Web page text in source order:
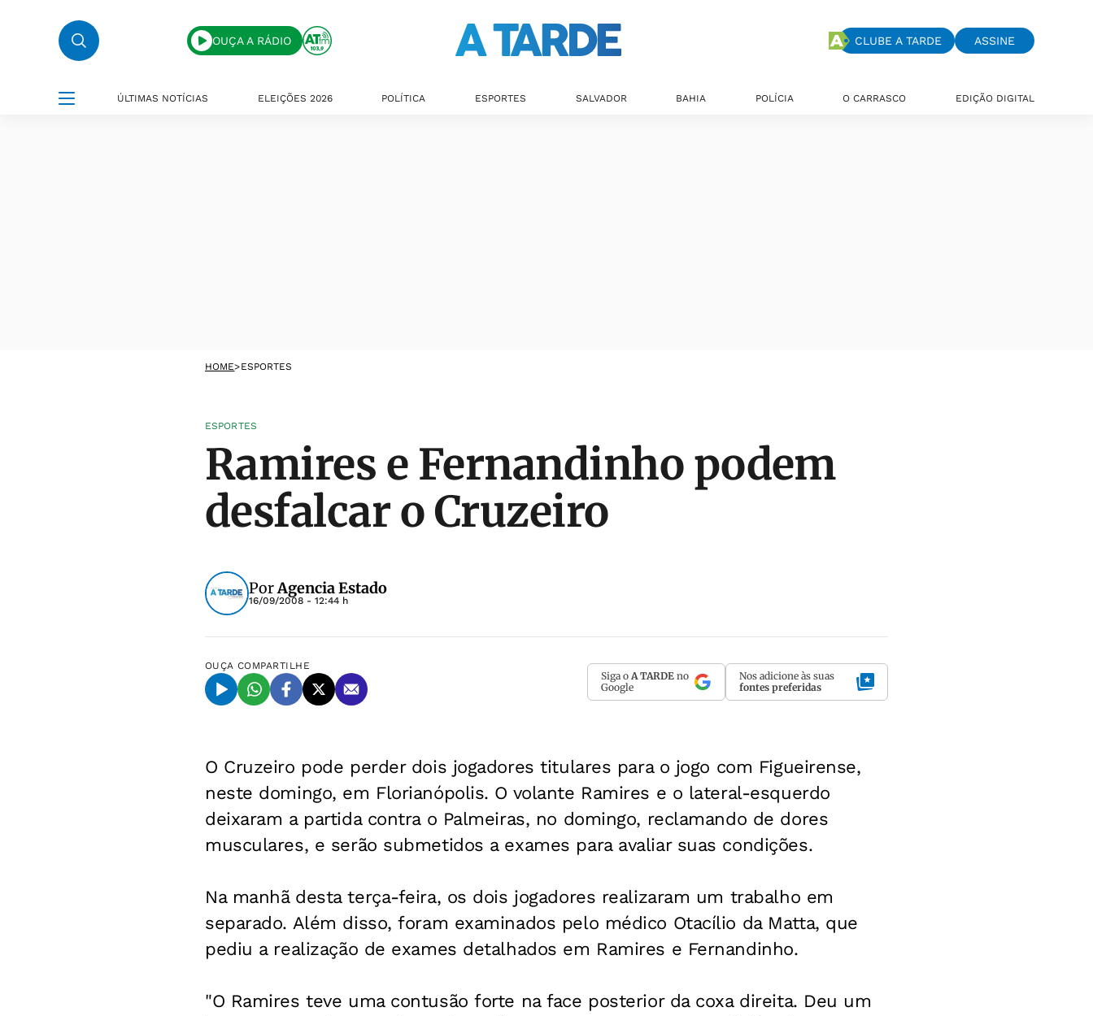
OUÇA A RÁDIO CLUBE A TARDE ASSINE
ÚLTIMAS NOTÍCIAS ELEIÇÕES 2026 POLÍTICA ESPORTES SALVADOR BAHIA POLÍCIA O CARRASCO EDIÇÃO DIGITAL
HOME>ESPORTES
ESPORTES
Ramires e Fernandinho podem
desfalcar o Cruzeiro
PorAgencia Estado
16/09/2008 - 12:44 h
OUÇA COMPARTILHE
Siga o A TARDE no
Google
Nos adicione às suas
fontes preferidas
O Cruzeiro pode perder dois jogadores titulares para o jogo com Figueirense,
neste domingo, em Florianópolis. O volante Ramires e o lateral-esquerdo
deixaram a partida contra o Palmeiras, no domingo, reclamando de dores
musculares, e serão submetidos a exames para avaliar suas condições.
Na manhã desta terça-feira, os dois jogadores realizaram um trabalho em
separado. Além disso, foram examinados pelo médico Otacílio da Matta, que
pediu a realização de exames detalhados em Ramires e Fernandinho.
"O Ramires teve uma contusão forte na face posterior da coxa direita. Deu um